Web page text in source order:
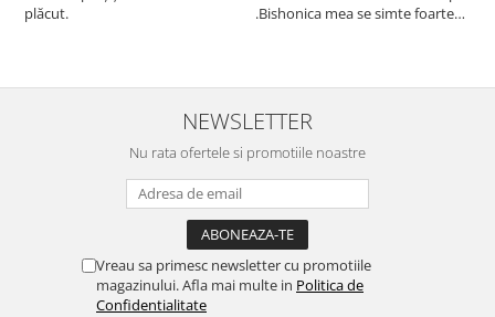
plăcut.
.Bishonica mea se simte foarte
recomand cu mult drag !
NEWSLETTER
Nu rata ofertele si promotiile noastre
Vreau sa primesc newsletter cu promotiile
magazinului. Afla mai multe in Politica de
Confidentialitate